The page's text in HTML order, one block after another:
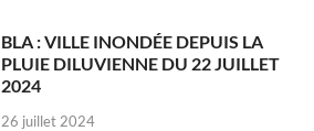
BLA : VILLE INONDÉE DEPUIS LA
PLUIE DILUVIENNE DU 22 JUILLET
2024
26 juillet 2024